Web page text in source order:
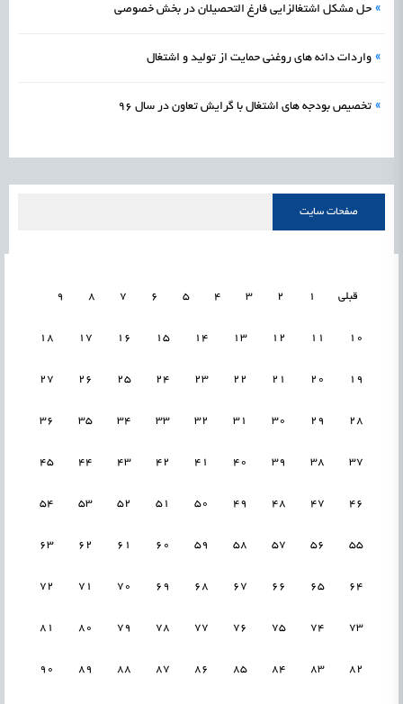
» حل مشکل اشتغالزایی فارغ التحصیلان در بخش خصوصی
» واردات دانه های روغنی حمایت از تولید و اشتغال
» تخصیص بودجه های اشتغال با گرایش تعاون در سال ٩٦
صفحات سایت
قبلی 1
2
3
4
5
6
7
8
9
10
11
12
13
14
15
16
17
18
19
20
21
22
23
24
25
26
27
28
29
30
31
32
33
34
35
36
37
38
39
40
41
42
43
44
45
46
47
48
49
50
51
52
53
54
55
56
57
58
59
60
61
62
63
64
65
66
67
68
69
70
71
72
73
74
75
76
77
78
79
80
81
82
83
84
85
86
87
88
89
90